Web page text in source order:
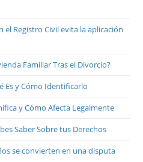
el Registro Civil evita la aplicación
Familiar Tras el Divorcio?
Es y Cómo Identificarlo
y Cómo Afecta Legalmente
Saber Sobre tus Derechos
se convierten en una disputa